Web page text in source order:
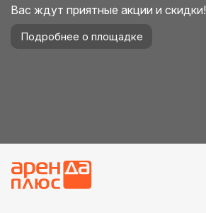
Вас ждут приятные акции и скидки!
Подробнее о площадке